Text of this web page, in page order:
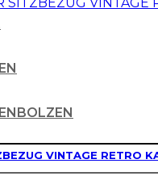
VINTAGE RETRO